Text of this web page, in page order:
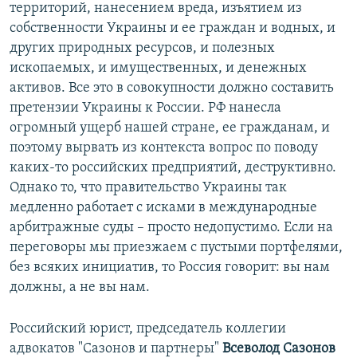
территорий, нанесением вреда, изъятием из
собственности Украины и ее граждан и водных, и
других природных ресурсов, и полезных
ископаемых, и имущественных, и денежных
активов. Все это в совокупности должно составить
претензии Украины к России. РФ нанесла
огромный ущерб нашей стране, ее гражданам, и
поэтому вырвать из контекста вопрос по поводу
каких-то российских предприятий, деструктивно.
Однако то, что правительство Украины так
медленно работает с исками в международные
арбитражные суды – просто недопустимо. Если на
переговоры мы приезжаем с пустыми портфелями,
без всяких инициатив, то Россия говорит: вы нам
должны, а не вы нам.
Российский юрист, председатель коллегии
адвокатов "Сазонов и партнеры" Всеволод Сазонов